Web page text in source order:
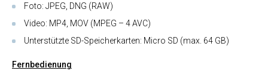
Foto: JPEG, DNG (RAW)
Video: MP4, MOV (MPEG – 4 AVC)
Unterstützte SD-Speicherkarten: Micro SD (max. 64 GB)
Fernbedienung